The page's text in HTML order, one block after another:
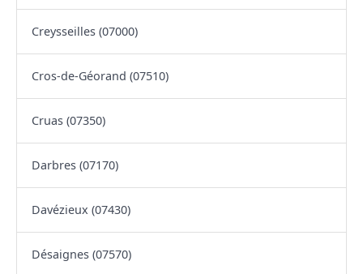
Creysseilles (07000)
Cros-de-Géorand (07510)
Cruas (07350)
Darbres (07170)
Davézieux (07430)
Désaignes (07570)